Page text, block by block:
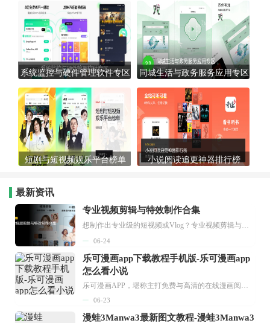
系统监控与硬件管理软件专区 同城生活与政务服务应用专区
短剧与短视频娱乐平台榜单 小说阅读追更神器排行榜
最新资讯
专业视频剪辑与特效制作合集
想制作出专业级的短视频或Vlog？专业视频剪辑与特效制作大全专题为你提供了从剪辑、抠像到特效包装的全套解决方案。无论是添加炫酷的片头、进行精准的视频抠图，还是制...
06-24
乐可漫画app下载教程手机版-乐可漫画app
怎么看小说
乐可漫画APP，堪称主打免费与高清的在线漫画阅读神器。其官方版提供海量完整版漫画资源，无论是国内漫画，还是日漫、韩漫、台漫、美漫等国外漫画，应有尽有，随时供你阅读。只需轻点一下，便能直接进入阅读界面。不仅如此，乐可漫画最新版本更新速度极快，在这里，你总能抢先看到全网一手漫画章节内容！...
06-23
漫蛙3Manwa3最新图文教程-漫蛙3Manwa3